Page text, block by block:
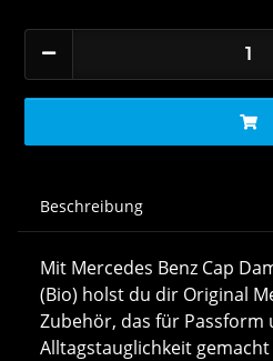
Beschreibung
Mit Mercedes Benz Cap
(Bio) holst du dir Original
Zubehör, das für Passform
Alltagstauglichkeit gemacht